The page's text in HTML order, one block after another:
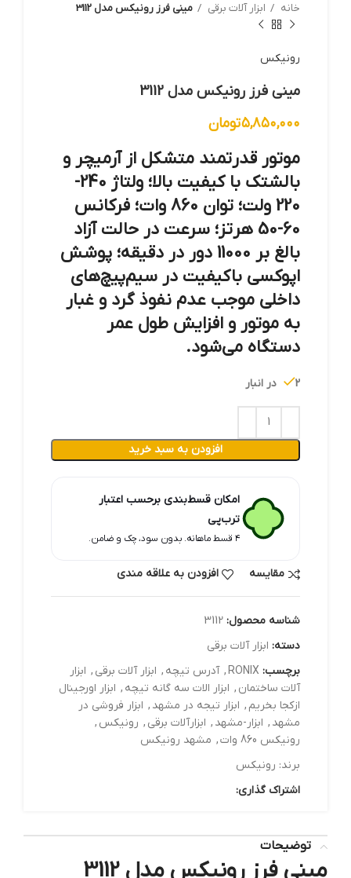
خانه ابزار آلات برقي مینی فرز رونیکس مدل 3112
رونيكس
مینی فرز رونیکس مدل 3112
۵,۸۵۰,۰۰۰تومان
موتور قدرتمند متشکل از آرمیچر و
بالشتک با کیفیت بالا؛ ولتاژ 240-
220 ولت؛ توان 860 وات؛ فرکانس
60-50 هرتز؛ سرعت در حالت آزاد
بالغ بر 11000 دور در دقیقه؛ پوشش
اپوکسی باکیفیت در سیم‌پیچ‌های
داخلی موجب عدم نفوذ گرد و غبار
به موتور و افزایش طول عمر
دستگاه می‌شود.
2 در انبار
افزودن به سبد خرید
امکان قسط‌بندی برحسب اعتبار
ترب‌پی
۴ قسط ماهانه. بدون سود، چک و ضامن.
مقایسه افزودن به علاقه مندی
شناسه محصول: 3112
دسته: ابزار آلات برقي
برچسب: RONIX
, آدرس تیچه , ابزار آلات برقی , ابزار
آلات ساختمان , ابزار الات سه گانه تیچه , ابزار اورجینال
ازکجا بخریم , ابزار تیجه در مشهد , ابزار فروشی در
مشهد , ابزار-مشهد , ابزارآلات برقی , رونیکس ,
رونیکس 860 وات
, مشهد رونیکس
برند: رونیکس
اشتراک گذاری:
توضیحات
مینی فرز رونیکس مدل 3112